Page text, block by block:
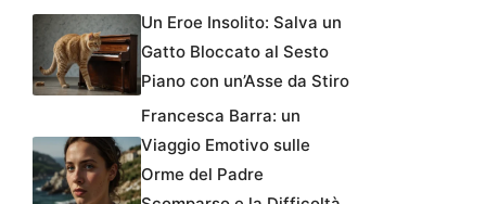
Un Eroe Insolito: Salva un
Gatto Bloccato al Sesto
Piano con un’Asse da Stiro
Francesca Barra: un
Viaggio Emotivo sulle
Orme del Padre